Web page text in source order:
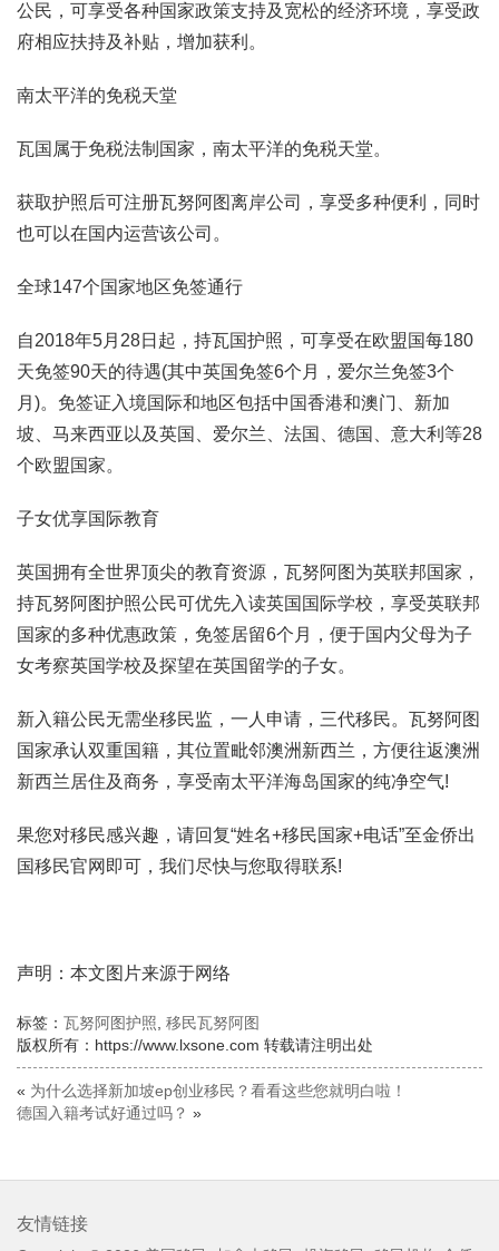
公民，可享受各种国家政策支持及宽松的经济环境，享受政
府相应扶持及补贴，增加获利。
南太平洋的免税天堂
瓦国属于免税法制国家，南太平洋的免税天堂。
获取护照后可注册瓦努阿图离岸公司，享受多种便利，同时
也可以在国内运营该公司。
全球147个国家地区免签通行
自2018年5月28日起，持瓦国护照，可享受在欧盟国每180
天免签90天的待遇(其中英国免签6个月，爱尔兰免签3个
月)。免签证入境国际和地区包括中国香港和澳门、新加
坡、马来西亚以及英国、爱尔兰、法国、德国、意大利等28
个欧盟国家。
子女优享国际教育
英国拥有全世界顶尖的教育资源，瓦努阿图为英联邦国家，
持瓦努阿图护照公民可优先入读英国国际学校，享受英联邦
国家的多种优惠政策，免签居留6个月，便于国内父母为子
女考察英国学校及探望在英国留学的子女。
新入籍公民无需坐移民监，一人申请，三代移民。瓦努阿图
国家承认双重国籍，其位置毗邻澳洲新西兰，方便往返澳洲
新西兰居住及商务，享受南太平洋海岛国家的纯净空气!
果您对移民感兴趣，请回复“姓名+移民国家+电话”至金侨出
国移民官网即可，我们尽快与您取得联系!
声明：本文图片来源于网络
标签： 瓦努阿图护照, 移民瓦努阿图
版权所有：https://www.lxsone.com 转载请注明出处
« 为什么选择新加坡ep创业移民？看看这些您就明白啦！
德国入籍考试好通过吗？ »
友情链接